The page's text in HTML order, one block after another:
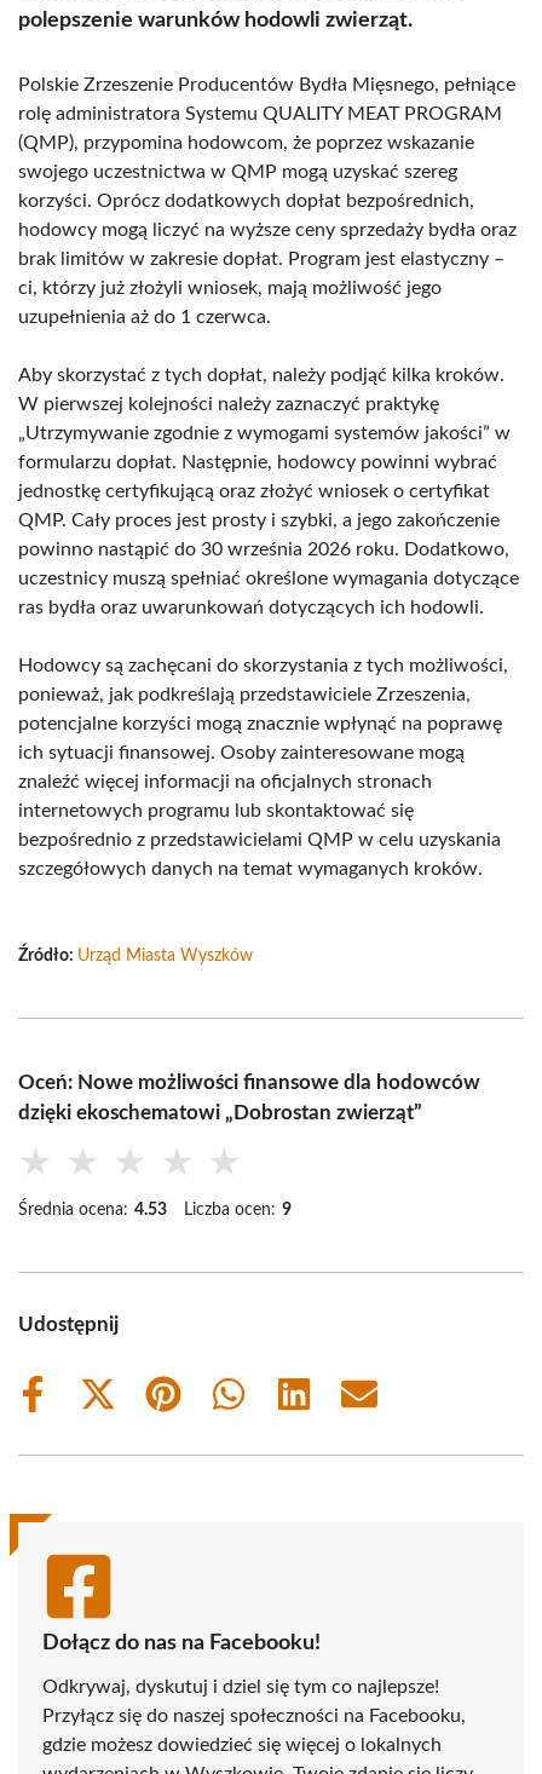
polepszenie warunków hodowli zwierząt.
Polskie Zrzeszenie Producentów Bydła Mięsnego, pełniące
rolę administratora Systemu QUALITY MEAT PROGRAM
(QMP), przypomina hodowcom, że poprzez wskazanie
swojego uczestnictwa w QMP mogą uzyskać szereg
korzyści. Oprócz dodatkowych dopłat bezpośrednich,
hodowcy mogą liczyć na wyższe ceny sprzedaży bydła oraz
brak limitów w zakresie dopłat. Program jest elastyczny –
ci, którzy już złożyli wniosek, mają możliwość jego
uzupełnienia aż do 1 czerwca.
Aby skorzystać z tych dopłat, należy podjąć kilka kroków.
W pierwszej kolejności należy zaznaczyć praktykę
„Utrzymywanie zgodnie z wymogami systemów jakości” w
formularzu dopłat. Następnie, hodowcy powinni wybrać
jednostkę certyfikującą oraz złożyć wniosek o certyfikat
QMP. Cały proces jest prosty i szybki, a jego zakończenie
powinno nastąpić do 30 września 2026 roku. Dodatkowo,
uczestnicy muszą spełniać określone wymagania dotyczące
ras bydła oraz uwarunkowań dotyczących ich hodowli.
Hodowcy są zachęcani do skorzystania z tych możliwości,
ponieważ, jak podkreślają przedstawiciele Zrzeszenia,
potencjalne korzyści mogą znacznie wpłynąć na poprawę
ich sytuacji finansowej. Osoby zainteresowane mogą
znaleźć więcej informacji na oficjalnych stronach
internetowych programu lub skontaktować się
bezpośrednio z przedstawicielami QMP w celu uzyskania
szczegółowych danych na temat wymaganych kroków.
Źródło: Urząd Miasta Wyszków
Oceń: Nowe możliwości finansowe dla hodowców
dzięki ekoschematowi „Dobrostan zwierząt”
★ ★ ★ ★ ★
Średnia ocena: 4.53 Liczba ocen: 9
Udostępnij
Share
Share
(Twitter)
Share
Share
Share
Share
Dołącz do nas na Facebooku!
Odkrywaj, dyskutuj i dziel się tym co najlepsze!
Przyłącz się do naszej społeczności na Facebooku,
gdzie możesz dowiedzieć się więcej o lokalnych